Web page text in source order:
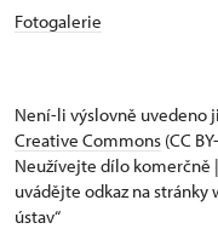
Fotogalerie
Není-li výslovně uvedeno
Creative Commons (CC
Neužívejte dílo komerčně
uvádějte odkaz na stránky
ústav“